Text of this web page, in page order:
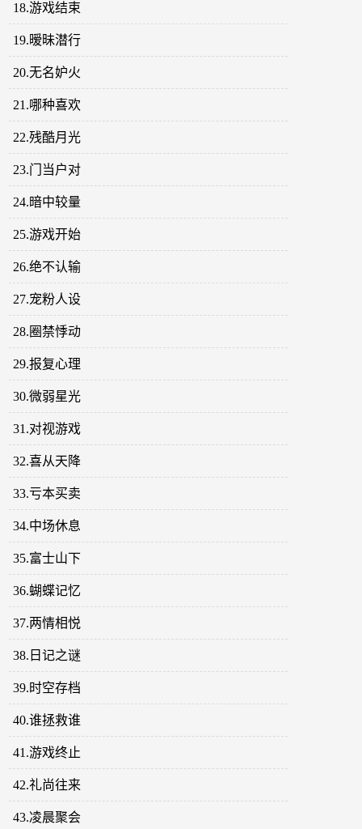
18.游戏结束
19.暧昧潜行
20.无名妒火
21.哪种喜欢
22.残酷月光
23.门当户对
24.暗中较量
25.游戏开始
26.绝不认输
27.宠粉人设
28.圈禁悸动
29.报复心理
30.微弱星光
31.对视游戏
32.喜从天降
33.亏本买卖
34.中场休息
35.富士山下
36.蝴蝶记忆
37.两情相悦
38.日记之谜
39.时空存档
40.谁拯救谁
41.游戏终止
42.礼尚往来
43.凌晨聚会